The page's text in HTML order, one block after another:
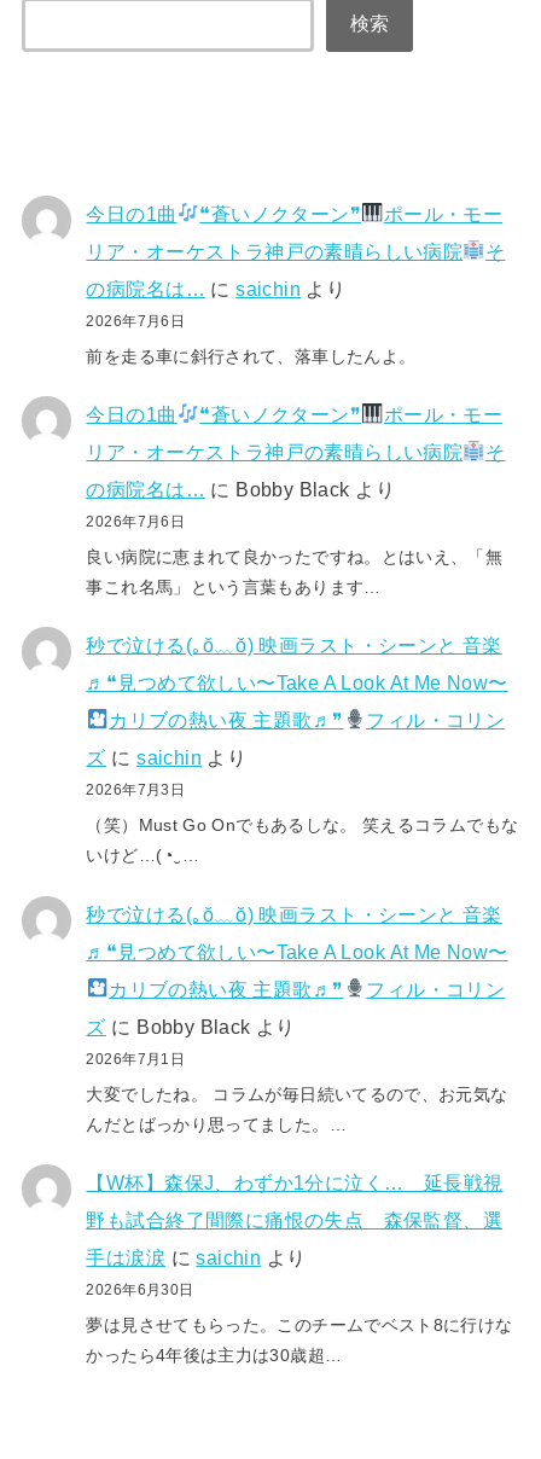
検索
今日の1曲 ❝蒼いノクターン❞
ポール・モー
リア・オーケストラ神戸の素晴らしい病院
そ
の病院名は…
にsaichin より
2026年7月6日
前を走る車に斜行されて、落車したんよ。
今日の1曲 ❝蒼いノクターン❞
ポール・モー
リア・オーケストラ神戸の素晴らしい病院
そ
の病院名は… に Bobby Black より
2026年7月6日
良い病院に恵まれて良かったですね。とはいえ、「無
事これ名馬」という言葉もあります…
秒で泣ける(⁠｡⁠ŏ⁠﹏⁠ŏ⁠) 映画ラスト・シーンと 音楽
♬❝見つめて欲しい〜Take A Look At Me Now〜
カリブの熱い夜 主題歌♬❞
フィル・コリン
ズ にsaichin より
2026年7月3日
（笑）Must Go Onでもあるしな。 笑えるコラムでもな
いけど…(⁠◔⁠‿⁠…
秒で泣ける(⁠｡⁠ŏ⁠﹏⁠ŏ⁠) 映画ラスト・シーンと 音楽
♬❝見つめて欲しい〜Take A Look At Me Now〜
カリブの熱い夜 主題歌♬❞
フィル・コリン
ズ に Bobby Black より
2026年7月1日
大変でしたね。 コラムが毎日続いてるので、お元気な
んだとばっかり思ってました。…
【W杯】森保J、わずか1分に泣く… 延長戦視
野も試合終了間際に痛恨の失点 森保監督、選
手は涙涙 にsaichin より
2026年6月30日
夢は見させてもらった。このチームでベスト8に行けな
かったら4年後は主力は30歳超…